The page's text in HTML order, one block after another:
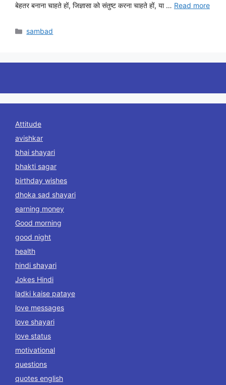
बेहतर बनाना चाहते हों, जिज्ञासा को संतुष्ट करना चाहते हों, या … Read more
Categories
sambad
Attitude
avishkar
bhai shayari
bhakti sagar
birthday wishes
dhoka sad shayari
earning money
Good morning
good night
health
hindi shayari
Jokes Hindi
ladki kaise pataye
love messages
love shayari
love status
motivational
questions
quotes english